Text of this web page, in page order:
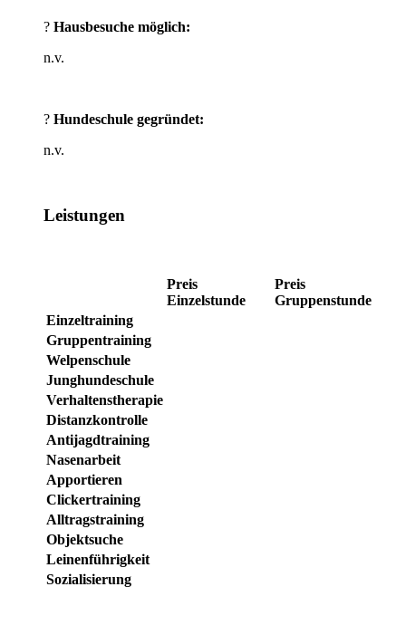
? Hausbesuche möglich:
n.v.
? Hundeschule gegründet:
n.v.
Leistungen
Preis
Einzelstunde
Preis
Gruppenstunde
Einzeltraining
Gruppentraining
Welpenschule
Junghundeschule
Verhaltenstherapie
Distanzkontrolle
Antijagdtraining
Nasenarbeit
Apportieren
Clickertraining
Alltragstraining
Objektsuche
Leinenführigkeit
Sozialisierung